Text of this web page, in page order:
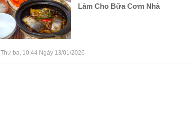
Làm Cho Bữa Cơm Nhà
Thứ ba, 10:44 Ngày 13/01/2026